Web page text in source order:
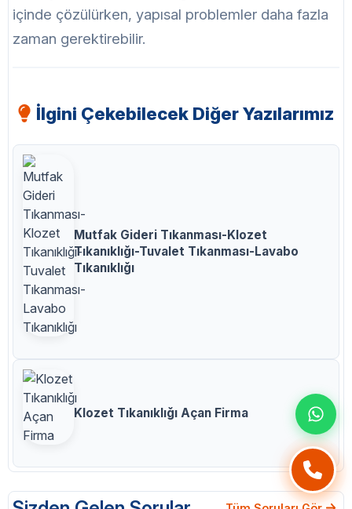
içinde çözülürken, yapısal problemler daha fazla
zaman gerektirebilir.
İlgini Çekebilecek Diğer Yazılarımız
Mutfak Gideri Tıkanması-Klozet
Tıkanıklığı-Tuvalet Tıkanması-Lavabo
Tıkanıklığı
Klozet Tıkanıklığı Açan Firma